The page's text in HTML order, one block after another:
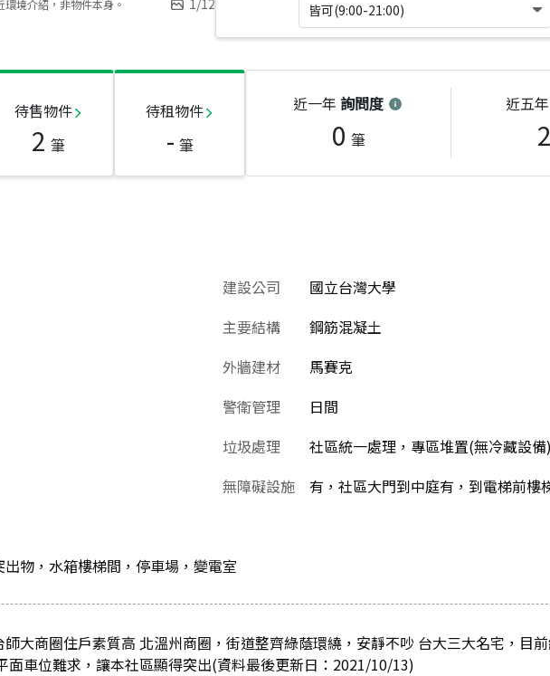
境介紹，非物件本身。 1/12 皆可(9:00-21:00)
待售物件
2 筆
待租物件
- 筆
近一年 詢問度
0 筆
近五年
2
建設公司
國立台灣大學
主要結構
鋼筋混凝土
外牆建材
馬賽克
警衛管理
日間
垃圾處理
社區統一處理，專區堆置(無冷藏設
無障礙設施
有，社區大門到中庭有，到電梯前樓
物，水箱樓梯間，停車場，變電室
大商圈住戶素質高 北溫州商圈，街道整齊綠蔭環繞，安靜不吵 台大三大名宅，目
面車位難求，讓本社區顯得突出(資料最後更新日：2021/10/13)